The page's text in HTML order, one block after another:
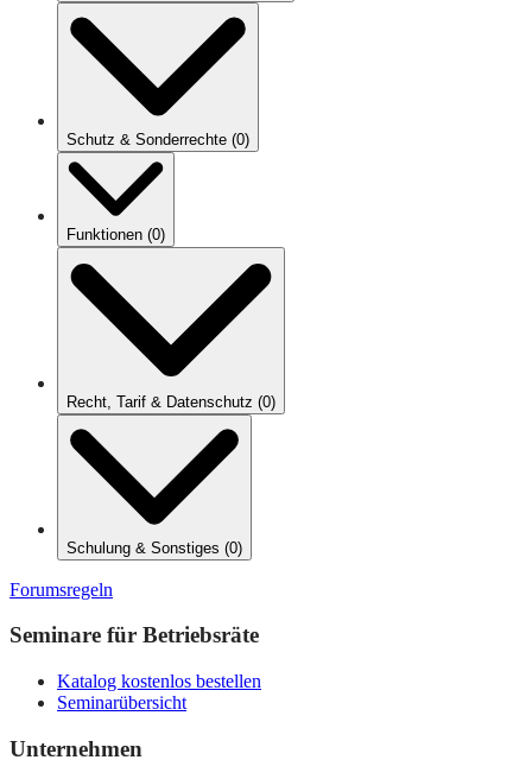
Schutz & Sonderrechte (0)
Funktionen (0)
Recht, Tarif & Datenschutz (0)
Schulung & Sonstiges (0)
Forumsregeln
Seminare für Betriebsräte
Katalog kostenlos bestellen
Seminarübersicht
Unternehmen